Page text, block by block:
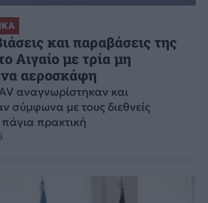
και παραβάσεις της
Αιγαίο με τρία μη
αεροσκάφη
αναγνωρίστηκαν και
σύμφωνα με τους διεθνείς
πρακτική